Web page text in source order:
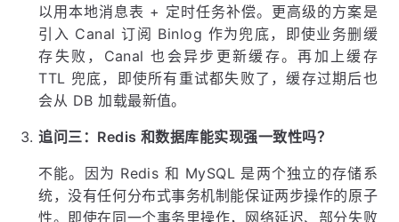
以用本地消息表 + 定时任务补偿。更高级的方案是
引入 Canal 订阅 Binlog 作为兜底，即使业务删缓
存失败，Canal 也会异步更新缓存。再加上缓存
TTL 兜底，即使所有重试都失败了，缓存过期后也
会从 DB 加载最新值。
追问三：Redis 和数据库能实现强一致性吗？
不能。因为 Redis 和 MySQL 是两个独立的存储系
统，没有任何分布式事务机制能保证两步操作的原子
性。即使在同一个事务里操作，网络延迟、部分失败